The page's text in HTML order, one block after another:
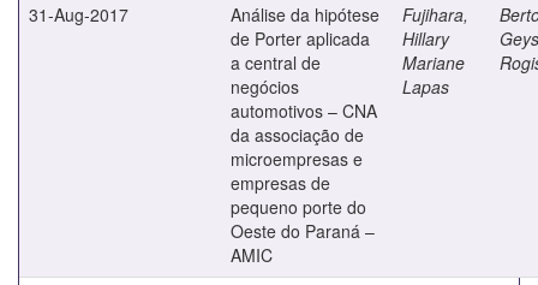
31-Aug-2017
Análise da hipótese
de Porter aplicada
a central de
negócios
automotivos – CNA
da associação de
microempresas e
empresas de
pequeno porte do
Oeste do Paraná –
AMIC
Fujihara,
Hillary
Mariane
Lapas